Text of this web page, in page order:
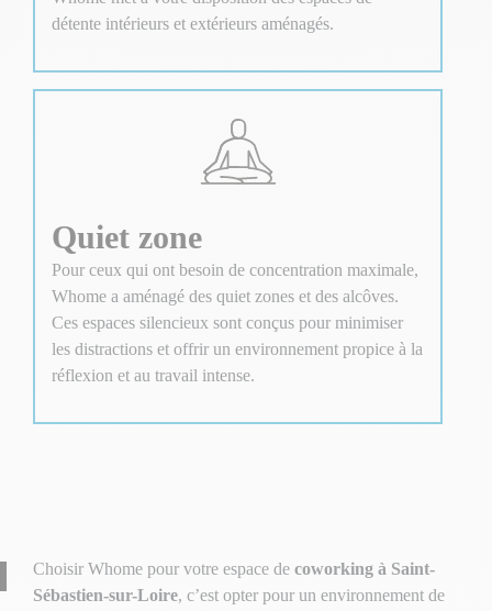
détente intérieurs et extérieurs aménagés.
Quiet zone
Pour ceux qui ont besoin de concentration maximale,
Whome a aménagé des quiet zones et des alcôves.
Ces espaces silencieux sont conçus pour minimiser
les distractions et offrir un environnement propice à la
réflexion et au travail intense.
Choisir Whome pour votre espace de coworking à Saint-
Sébastien-sur-Loire, c’est opter pour un environnement de